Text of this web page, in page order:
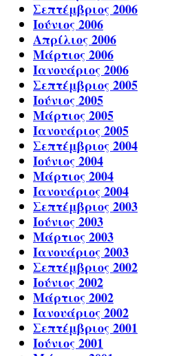
Σεπτέμβριος 2006
Ιούνιος 2006
Απρίλιος 2006
Μάρτιος 2006
Ιανουάριος 2006
Σεπτέμβριος 2005
Ιούνιος 2005
Μάρτιος 2005
Ιανουάριος 2005
Σεπτέμβριος 2004
Ιούνιος 2004
Μάρτιος 2004
Ιανουάριος 2004
Σεπτέμβριος 2003
Ιούνιος 2003
Μάρτιος 2003
Ιανουάριος 2003
Σεπτέμβριος 2002
Ιούνιος 2002
Μάρτιος 2002
Ιανουάριος 2002
Σεπτέμβριος 2001
Ιούνιος 2001